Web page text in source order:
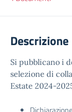
Descrizione
Si pubblicano i
selezione di
Estate 2024-